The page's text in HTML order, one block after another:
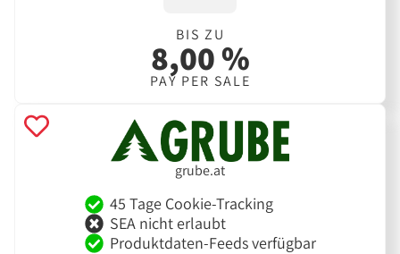
BIS ZU
8,00 %
PAY PER SALE
grube.at
45 Tage Cookie-Tracking
SEA nicht erlaubt
Produktdaten-Feeds verfügbar